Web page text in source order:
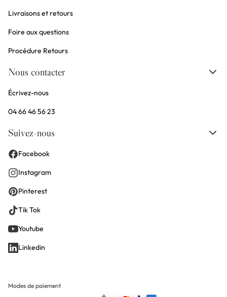
Livraisons et retours
Foire aux questions
Procédure Retours
Nous contacter
Écrivez-nous
04 66 46 56 23
Suivez-nous
Facebook
Instagram
Pinterest
Tik Tok
Youtube
Linkedin
Modes de paiement